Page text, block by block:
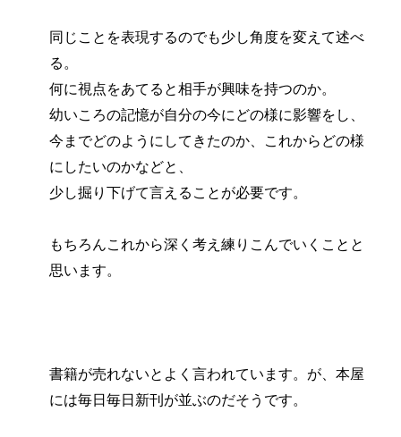
同じことを表現するのでも少し角度を変えて述べ
る。
何に視点をあてると相手が興味を持つのか。
幼いころの記憶が自分の今にどの様に影響をし、
今までどのようにしてきたのか、これからどの様
にしたいのかなどと、
少し掘り下げて言えることが必要です。
もちろんこれから深く考え練りこんでいくことと
思います。
書籍が売れないとよく言われています。が、本屋
には毎日毎日新刊が並ぶのだそうです。